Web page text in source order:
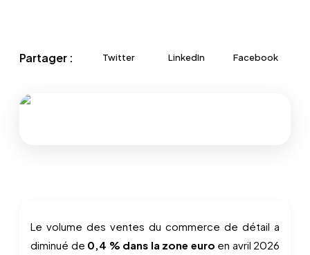
Partager : Twitter LinkedIn Facebook
Le volume des ventes du commerce de détail a
diminué de 0,4 % dans la zone euro en avril 2026